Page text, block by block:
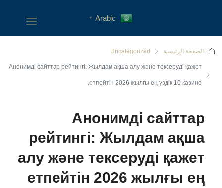
Arabic
▼
الصفحة الرئيسية Uncategorized
Анонимді сайттар рейтингі: Жылдам ақша алу және тексеруді қажет
етпейтін 2026 жылғы ең үздік 10 казино.
Анонимді сайттар
рейтингі: Жылдам ақша
алу және тексеруді қажет
етпейтін 2026 жылғы ең